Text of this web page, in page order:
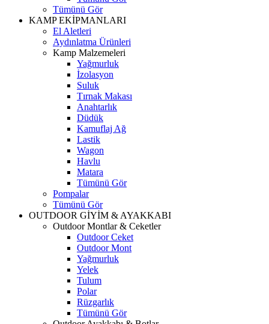
Tümünü Gör
KAMP EKİPMANLARI
El Aletleri
Aydınlatma Ürünleri
Kamp Malzemeleri
Yağmurluk
İzolasyon
Suluk
Tırnak Makası
Anahtarlık
Düdük
Kamuflaj Ağ
Lastik
Wagon
Havlu
Matara
Tümünü Gör
Pompalar
Tümünü Gör
OUTDOOR GİYİM & AYAKKABI
Outdoor Montlar & Ceketler
Outdoor Ceket
Outdoor Mont
Yağmurluk
Yelek
Tulum
Polar
Rüzgarlık
Tümünü Gör